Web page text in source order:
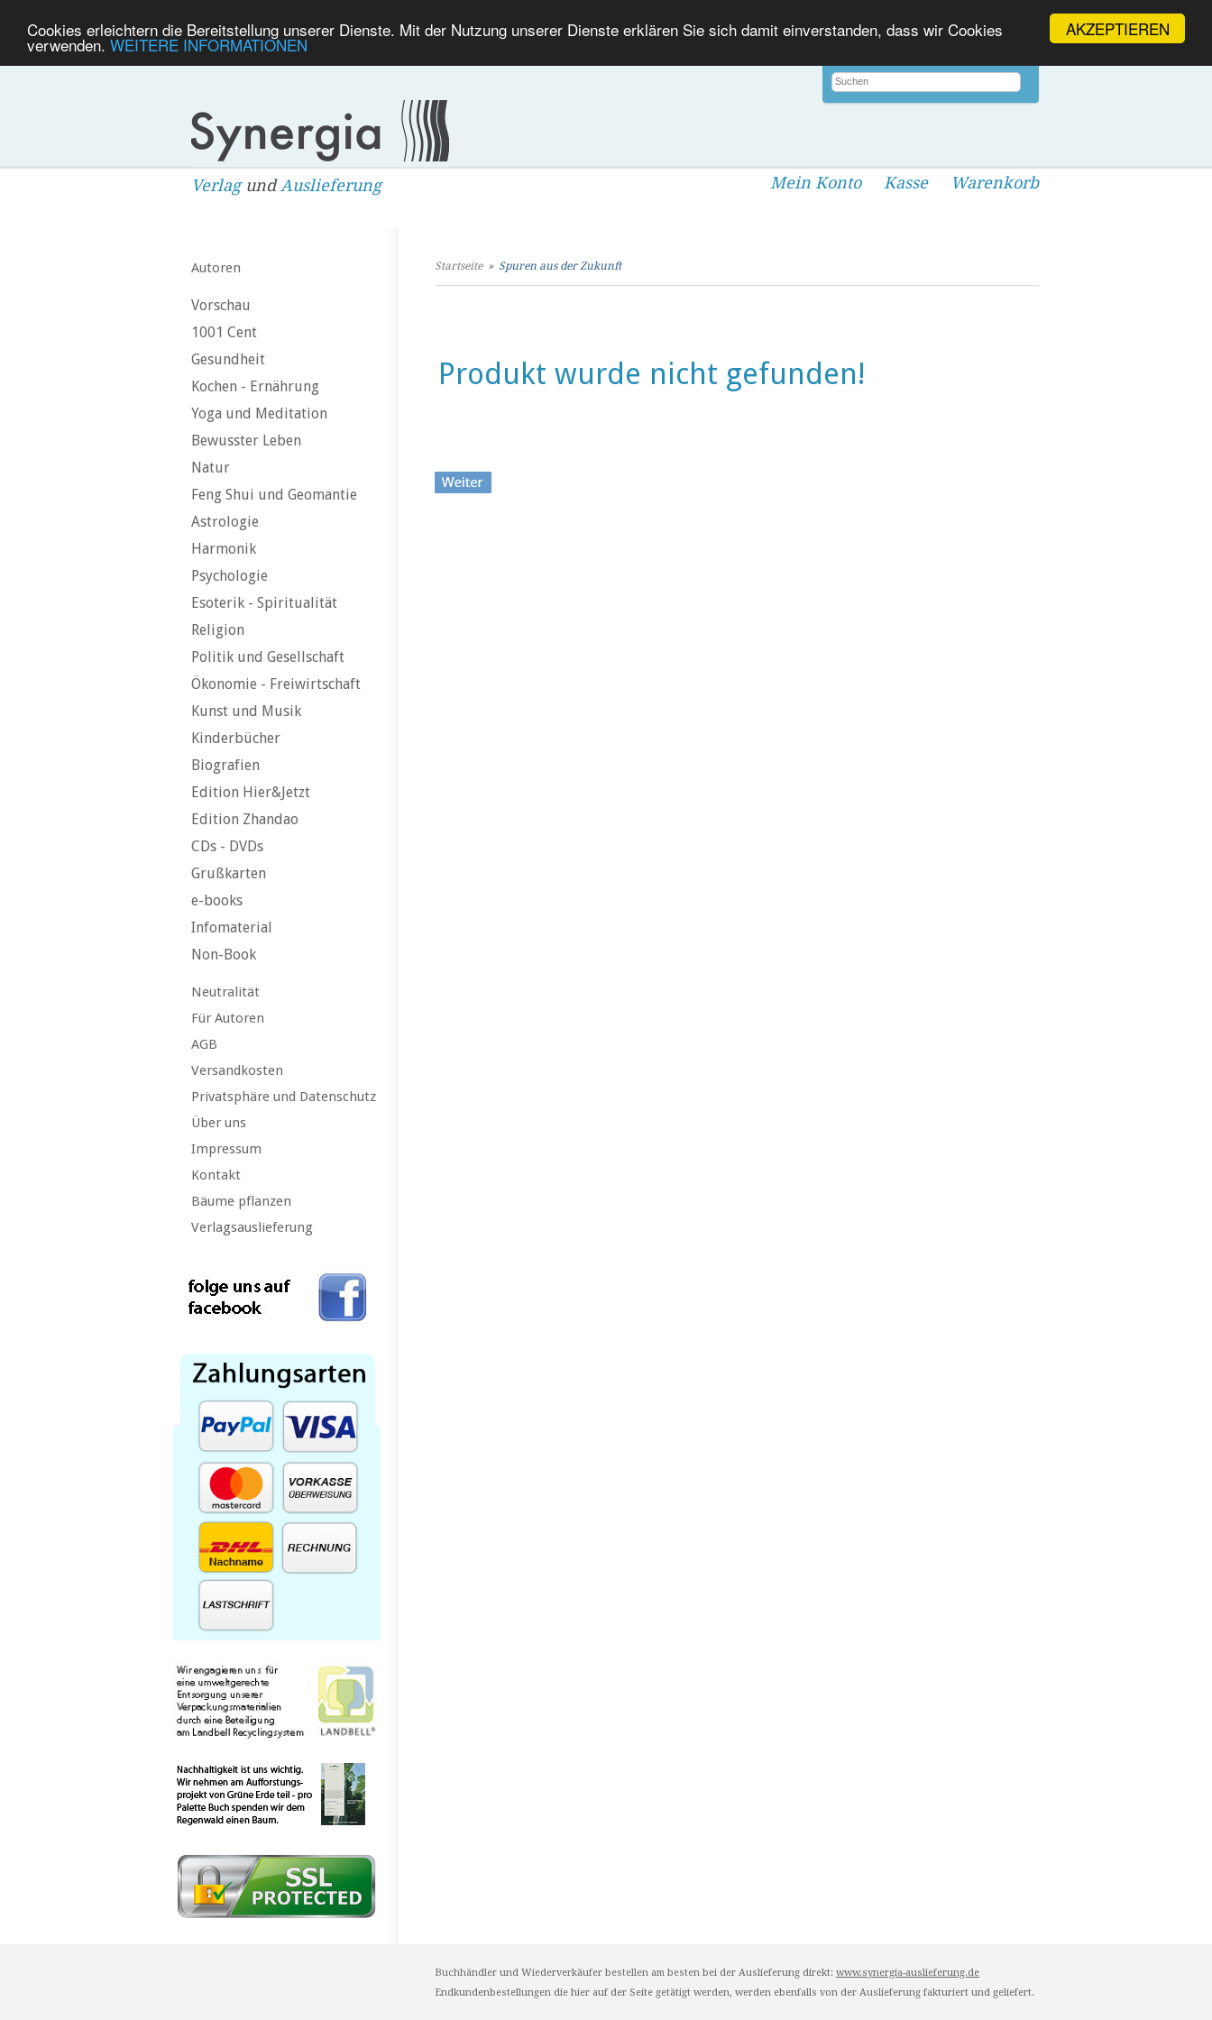
AKZEPTIEREN
Cookies erleichtern die Bereitstellung unserer Dienste. Mit der Nutzung unserer Dienste erklären Sie sich damit einverstanden, dass wir Cookies
verwenden. WEITERE INFORMATIONEN
VerlagundAuslieferung Mein Konto Kasse Warenkorb
Autoren
Vorschau
1001 Cent
Gesundheit
Kochen - Ernährung
Yoga und Meditation
Bewusster Leben
Natur
Feng Shui und Geomantie
Astrologie
Harmonik
Psychologie
Esoterik - Spiritualität
Religion
Politik und Gesellschaft
Ökonomie - Freiwirtschaft
Kunst und Musik
Kinderbücher
Biografien
Edition Hier&Jetzt
Edition Zhandao
CDs - DVDs
Grußkarten
e-books
Infomaterial
Non-Book
Neutralität
Für Autoren
AGB
Versandkosten
Privatsphäre und Datenschutz
Über uns
Impressum
Kontakt
Bäume pflanzen
Verlagsauslieferung
Startseite» Spuren aus der Zukunft
Produkt wurde nicht gefunden!
Buchhändler und Wiederverkäufer bestellen am besten bei der Auslieferung direkt: www.synergia-auslieferung.de
Endkundenbestellungen die hier auf der Seite getätigt werden, werden ebenfalls von der Auslieferung fakturiert und geliefert.